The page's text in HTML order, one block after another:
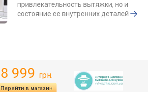
привлекательность вытяжки, но и
состояние ее внутренних деталей
8 999 грн.
Перейти в магазин